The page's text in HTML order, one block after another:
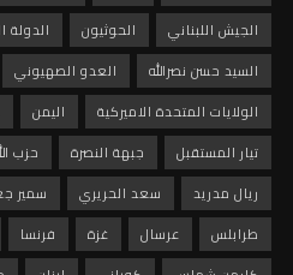
الجيش اللبناني
الحوثيون الدولة
السيد حسن نصرالله
العدو الصهيوني
الولايات المتحدة الاميركية
اليمن
تيار المستقبل
جبهة النصرة حزب
ريال مدريد
سعد الحريري سمير
طرابلس
عرسال غزة فرنسا